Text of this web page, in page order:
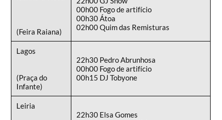
(Feira Raiana)
00h00 Fogo de artifício
00h30 Átoa
02h00 Quim das Remisturas
Lagos
(Praça do
Infante)
22h30 Pedro Abrunhosa
00h00 Fogo de artifício
00h15 DJ Tobyone
Leiria
22h30 Elsa Gomes